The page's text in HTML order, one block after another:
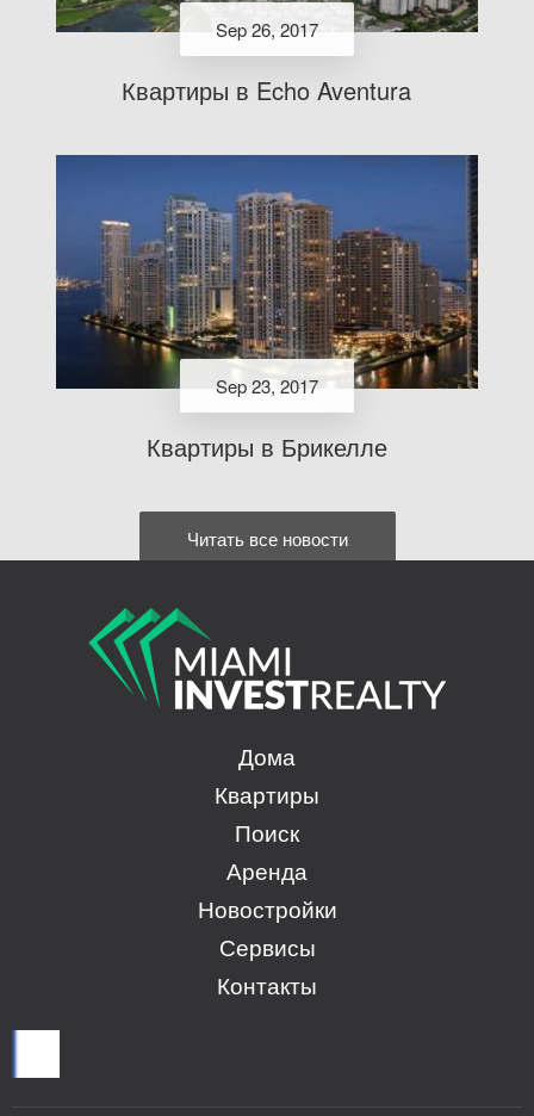
Sep 26, 2017
Квартиры в Echo Aventura
Sep 23, 2017
Квартиры в Брикелле
Читать все новости
Дома
Квартиры
Поиск
Аренда
Новостройки
Сервисы
Контакты